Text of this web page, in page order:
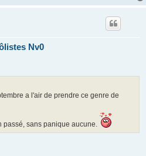
Nv0
a l'air de prendre ce genre de
passé, sans panique aucune.